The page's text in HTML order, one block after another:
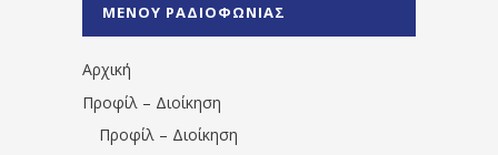
1531194763766854/" artist="" ]
ΜΕΝΟΥ ΡΑΔΙΟΦΩΝΙΑΣ
Αρχική
Προφίλ – Διοίκηση
Προφίλ – Διοίκηση